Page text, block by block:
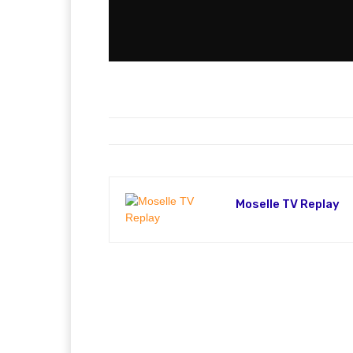
Moselle TV Replay